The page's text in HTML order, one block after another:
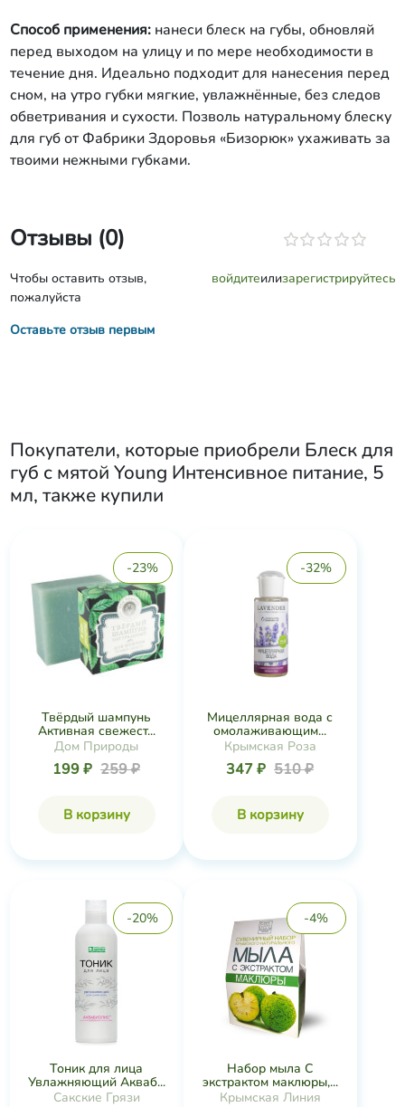
Способ применения:нанеси блеск на губы, обновляй
перед выходом на улицу и по мере необходимости в
течение дня. Идеально подходит для нанесения перед
сном, на утро губки мягкие, увлажнённые, без следов
обветривания и сухости. Позволь натуральному блеску
для губ от Фабрики Здоровья «Бизорюк» ухаживать за
твоими нежными губками.
Отзывы (0)
Чтобы оставить отзыв,
пожалуйста
войдитеилизарегистрируйтесь
Оставьте отзыв первым
Покупатели, которые приобрели Блеск для
губ с мятой Young Интенсивное питание, 5
мл, также купили
-23%
Твёрдый шампунь
Активная свежест...
Дом Природы
199 ₽ 259 ₽
В корзину
-32%
Мицеллярная вода с
омолаживающим...
Крымская Роза
347 ₽ 510 ₽
В корзину
-20%
Тоник для лица
Увлажняющий Акваб...
Сакские Грязи
-4%
Набор мыла С
экстрактом маклюры,...
Крымская Линия